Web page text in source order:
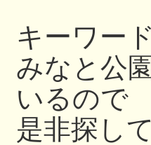
キーワ
みなと公
いるので
是非探し